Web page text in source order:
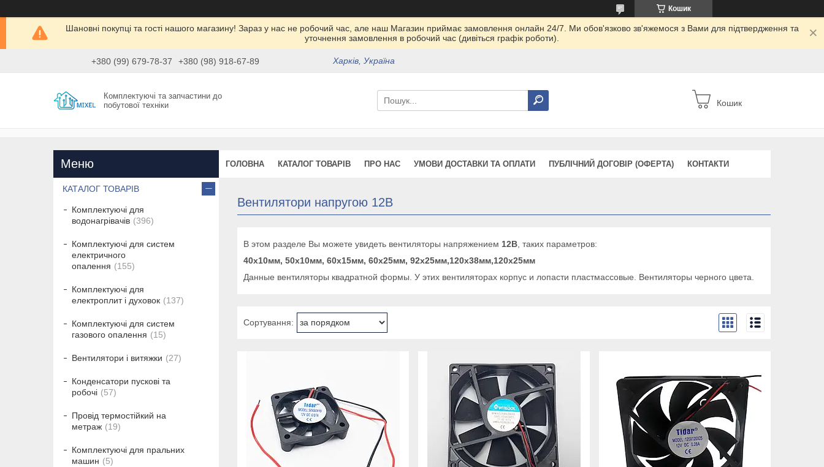
Кошик
Шановні покупці та гості нашого магазину! Зараз у нас не робочий час, але наш Магазин приймає замовлення онлайн 24/7. Ми обов'язково зв'яжемося з Вами для підтвердження та
уточнення замовлення в робочий час (дивіться графік роботи).
+380 (99) 679-78-37 +380 (98) 918-67-89 Харків, Україна
Комплектуючі та запчастини до
побутової техніки
Кошик
ГОЛОВНА КАТАЛОГ ТОВАРІВ ПРО НАС УМОВИ ДОСТАВКИ ТА ОПЛАТИ ПУБЛІЧНИЙ ДОГОВІР (ОФЕРТА) КОНТАКТИ
Вентилятори напругою 12В
В этом разделе Вы можете увидеть вентиляторы напряжением 12В , таких параметров:
40х10мм, 50х10мм, 60х15мм, 60х25мм, 92х25мм,120х38мм,120х25мм
Данные вентиляторы квадратной формы. У этих вентиляторах корпус и лопасти пластмассовые. Вентиляторы черного цвета.
КАТАЛОГ ТОВАРІВ
Комплектуючі для
водонагрівачів
396
Комплектуючі для систем
електричного
опалення
155
Комплектуючі для
електроплит і духовок
137
Комплектуючі для систем
газового опалення
15
Вентилятори і витяжки 27
Конденсатори пускові та
робочі
57
Провід термостійкий на
метраж
19
Комплектуючі для пральних
машин
5